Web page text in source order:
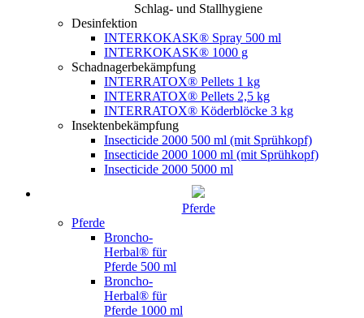
Schlag- und Stallhygiene
Desinfektion
INTERKOKASK® Spray 500 ml
INTERKOKASK® 1000 g
Schadnagerbekämpfung
INTERRATOX® Pellets 1 kg
INTERRATOX® Pellets 2,5 kg
INTERRATOX® Köderblöcke 3 kg
Insektenbekämpfung
Insecticide 2000 500 ml (mit Sprühkopf)
Insecticide 2000 1000 ml (mit Sprühkopf)
Insecticide 2000 5000 ml
Pferde
Pferde
Broncho-
Herbal® für
Pferde 500 ml
Broncho-
Herbal® für
Pferde 1000 ml